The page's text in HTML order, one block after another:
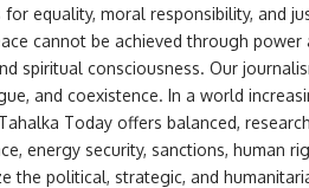
equality, moral responsibility, and
cannot be achieved through
spiritual consciousness. Our
and coexistence. In a world
Today offers balanced,
energy security, sanctions, human
the political, strategic, and